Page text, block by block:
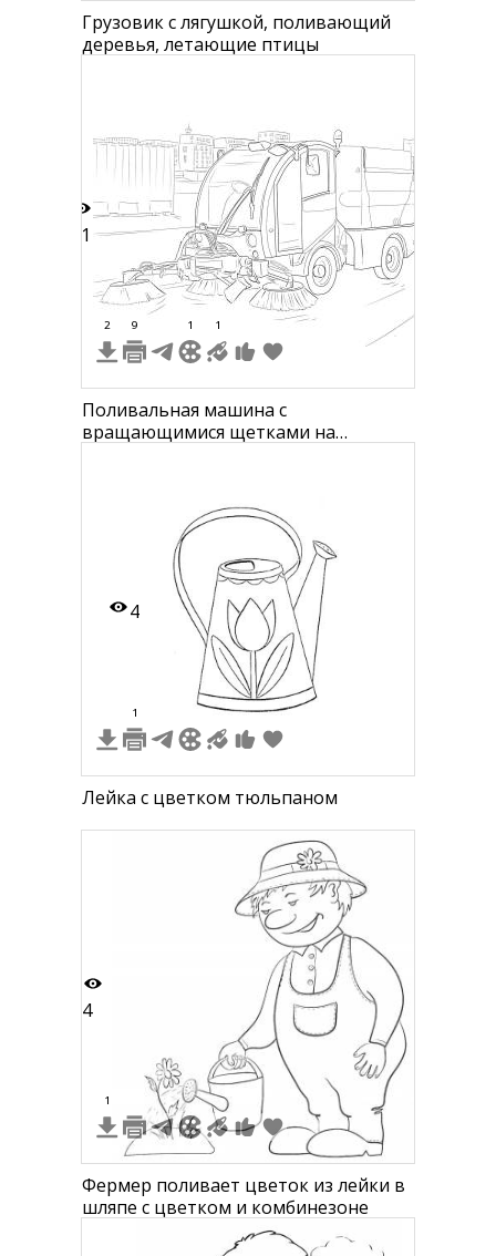
Грузовик с лягушкой, поливающий
деревья, летающие птицы
21
2 9 1 1
Поливальная машина с
вращающимися щетками на
4
1
Лейка с цветком тюльпаном
4
1
Фермер поливает цветок из лейки в
шляпе с цветком и комбинезоне